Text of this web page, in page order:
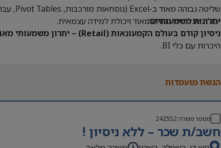
שליטה גבוהה מאוד ב-Excel (נוסחאות מורכבות, Pivot Tables, עבודה עם בסיסי נתונים גדולים) –
יכולת אנליטית גבוהה מאוד ויכולת למידה עצמאית.
יתרונות משמעותיים:
ניסיון קודם בעולם הקמעונאות (Retail) – יתרון משמעותי מאוד!
היכרות עם כלי BI.
הגשת מועמדות
מספר משרה 242552
חשב/ת שכר – ללא ניסיון !